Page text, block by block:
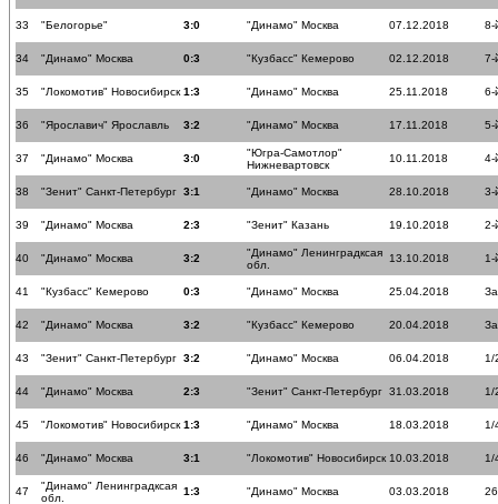
33 "Белогорье" 3:0 "Динамо" Москва 07.12.2018 8-
34 "Динамо" Москва 0:3 "Кузбасс" Кемерово 02.12.2018 7-
35 "Локомотив" Новосибирск 1:3 "Динамо" Москва 25.11.2018 6-
36 "Ярославич" Ярославль 3:2 "Динамо" Москва 17.11.2018 5-
37 "Динамо" Москва 3:0
"Югра-Самотлор"
Нижневартовск
10.11.2018 4-
38 "Зенит" Санкт-Петербург 3:1 "Динамо" Москва 28.10.2018 3-
39 "Динамо" Москва 2:3 "Зенит" Казань 19.10.2018 2-
40 "Динамо" Москва 3:2
"Динамо" Ленинградксая
обл.
13.10.2018 1-
41 "Кузбасс" Кемерово 0:3 "Динамо" Москва 25.04.2018
42 "Динамо" Москва 3:2 "Кузбасс" Кемерово 20.04.2018
43 "Зенит" Санкт-Петербург 3:2 "Динамо" Москва 06.04.2018 1/
44 "Динамо" Москва 2:3 "Зенит" Санкт-Петербург 31.03.2018 1/
45 "Локомотив" Новосибирск 1:3 "Динамо" Москва 18.03.2018 1/
46 "Динамо" Москва 3:1 "Локомотив" Новосибирск 10.03.2018 1/
47
"Динамо" Ленинградксая
обл.
1:3 "Динамо" Москва 03.03.2018